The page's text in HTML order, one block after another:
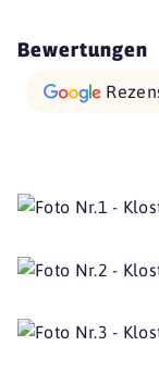
Bewertungen